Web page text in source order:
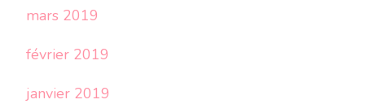
mars 2019
février 2019
janvier 2019